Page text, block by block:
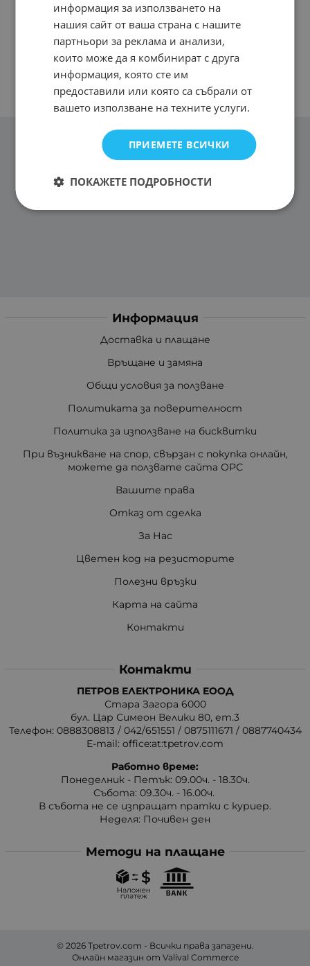
Информация
Доставка и плащане
Връщане и замяна
Общи условия за ползване
Политиката за поверителност
Политика за използване на бисквитки
При възникване на спор, свързан с покупка онлайн,
можете да ползвате сайта ОРС
Вашите права
Отказ от сделка
За Нас
Цветен код на резисторите
Полезни връзки
Карта на сайта
Контакти
Контакти
ПЕТРОВ ЕЛЕКТРОНИКА ЕООД
Стара Загора 6000
бул. Цар Симеон Велики 80, ет.3
Телефон: 0888308813 / 042/651551 / 0875111671 / 0887740434
E-mail: office:at:tpetrov.com
Работно време:
Понеделник - Петък: 09.00ч. - 18.30ч.
Събота: 09.30ч. - 16.00ч.
В събота не се изпращат пратки с куриер.
Неделя: Почивен ден
Методи на плащане
© 2026 Tpetrov.com - Всички права запазени.
Онлайн магазин от Valival Commerce
информация за използването на
нашия сайт от ваша страна с нашите
партньори за реклама и анализи,
които може да я комбинират с друга
информация, която сте им
предоставили или която са събрали от
вашето използване на техните услуги.
ПРИЕМЕТЕ ВСИЧКИ
ПОКАЖЕТЕ ПОДРОБНОСТИ